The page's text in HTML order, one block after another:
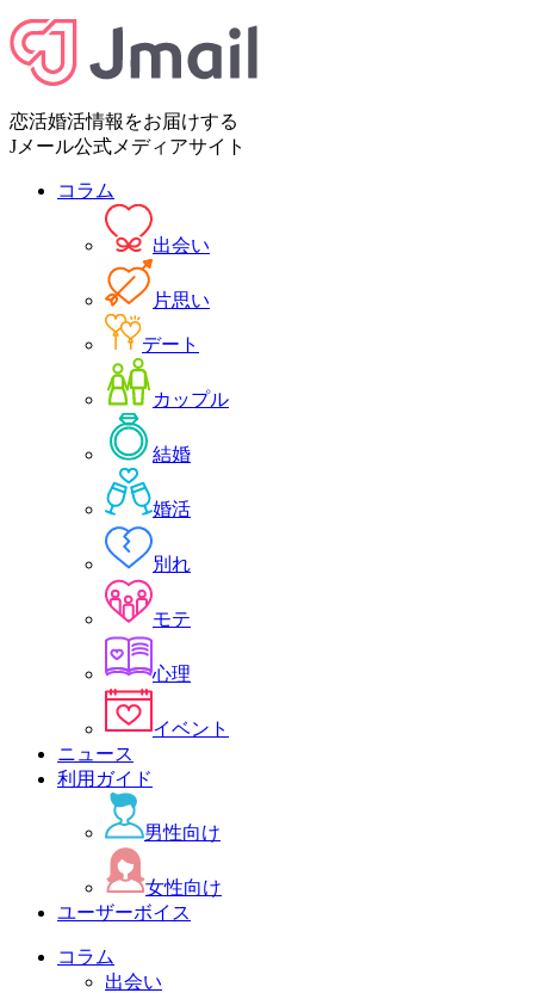
恋活婚活情報をお届けする
Jメール公式メディアサイト
コラム
出会い
片思い
デート
カップル
結婚
婚活
別れ
モテ
心理
イベント
ニュース
利用ガイド
男性向け
女性向け
ユーザーボイス
コラム
出会い